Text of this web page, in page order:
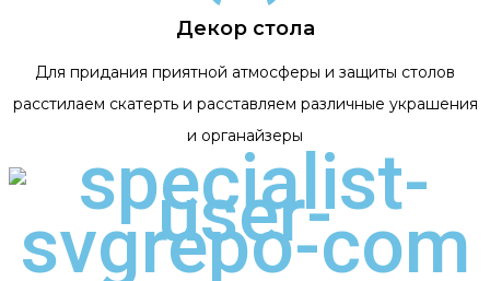
Декор стола
Для придания приятной атмосферы и защиты столов
расстилаем скатерть и расставляем различные украшения
и органайзеры